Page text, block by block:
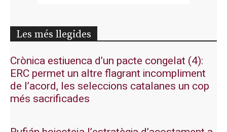
Les més llegides
Crònica estiuenca d’un pacte congelat (4):
ERC permet un altre flagrant incompliment
de l’acord, les seleccions catalanes un cop
més sacrificades